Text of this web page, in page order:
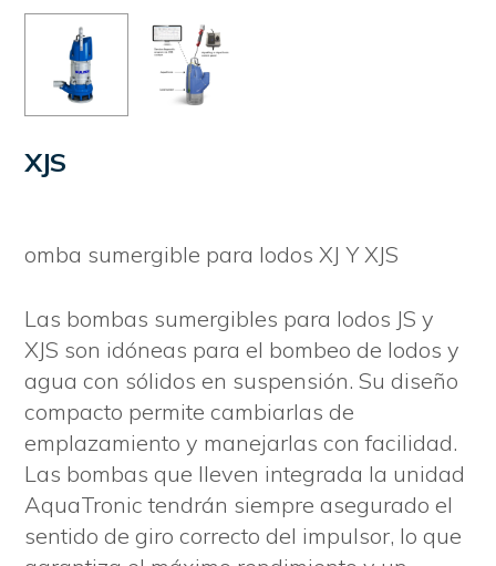
XJS
omba sumergible para lodos XJ Y XJS
Las bombas sumergibles para lodos JS y
XJS son idóneas para el bombeo de lodos y
agua con sólidos en suspensión. Su diseño
compacto permite cambiarlas de
emplazamiento y manejarlas con facilidad.
Las bombas que lleven integrada la unidad
AquaTronic tendrán siempre asegurado el
sentido de giro correcto del impulsor, lo que